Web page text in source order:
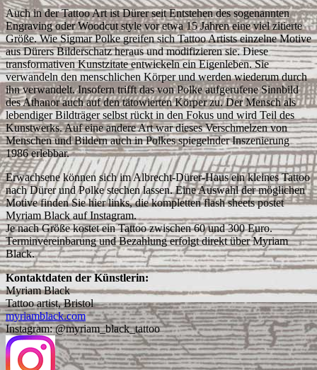
Auch in der Tattoo Art ist Dürer seit Entstehen des sogenannten
Engraving oder Woodcut style vor etwa 15 Jahren eine viel zitierte
Größe. Wie Sigmar Polke greifen sich Tattoo Artists einzelne Motive
aus Dürers Bilderschatz heraus und modifizieren sie. Diese
transformativen Kunstzitate entwickeln ein Eigenleben. Sie
verwandeln den menschlichen Körper und werden wiederum durch
ihn verwandelt. Insofern trifft das von Polke aufgerufene Sinnbild
des Athanor auch auf den tätowierten Körper zu. Der Mensch als
lebendiger Bildträger selbst rückt in den Fokus und wird Teil des
Kunstwerks. Auf eine andere Art war dieses Verschmelzen von
Menschen und Bildern auch in Polkes spiegelnder Inszenierung
1986 erlebbar.
Erwachsene können sich im Albrecht-Dürer-Haus ein kleines Tattoo
nach Dürer und Polke stechen lassen. Eine Auswahl der möglichen
Motive finden Sie hier links, die kompletten flash sheets postet
Myriam Black auf Instagram.
Je nach Größe kostet ein Tattoo zwischen 60 und 300 Euro.
Terminvereinbarung und Bezahlung erfolgt direkt über Myriam
Black.
Kontaktdaten der Künstlerin:
Myriam Black
Tattoo artist, Bristol
myriamblack.com
Instagram: @myriam_black_tattoo